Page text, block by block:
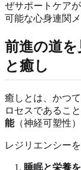
ぜサポートケア
可能な心身連関
前進の道
と癒し
癒しとは、かつ
ロセスであるこ
能（神経可塑性
レジリエンシー
睡眠と栄養